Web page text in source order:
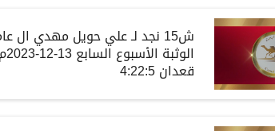
ش15 نجد لـعلي حويل مهدي ال
الوثبة الأسبوع السابع13-12-2023م)
قعدان4:22:5